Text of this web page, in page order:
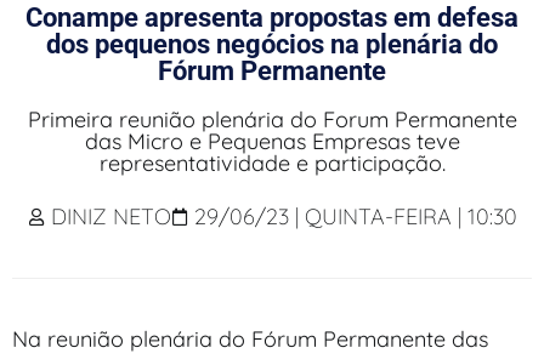
Conampe apresenta propostas em defesa
dos pequenos negócios na plenária do
Fórum Permanente
Primeira reunião plenária do Forum Permanente
das Micro e Pequenas Empresas teve
representatividade e participação.
DINIZ NETO
29/06/23 | QUINTA-FEIRA | 10:30
Na reunião plenária do Fórum Permanente das